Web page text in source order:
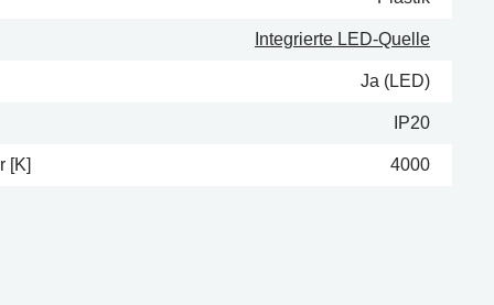
Integrierte LED-Quelle
Ja (LED)
IP20
[K] 4000